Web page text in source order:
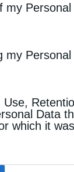
my Personal
my Personal
Data
which it was
αφιερωμένα
στην
.